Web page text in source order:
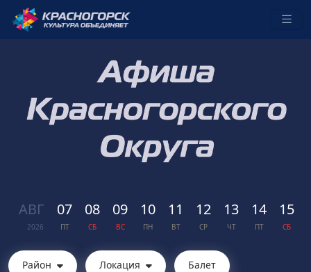
АВГ
2026
07
ПТ
08
СБ
09
ВС
10
ПН
11
ВТ
12
СР
13
ЧТ
14
ПТ
15
СБ
Район Локация Балет